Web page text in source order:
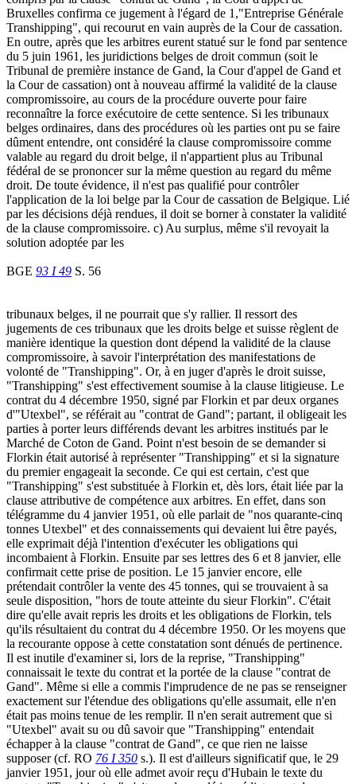
Bruxelles confirma ce jugement à l'égard de 1,"Entreprise Générale
Transhipping", qui recourut en vain auprès de la Cour de cassation.
En outre, après que les arbitres eurent statué sur le fond par sentence
du 5 juin 1961, les juridictions belges de droit commun (soit le
Tribunal de première instance de Gand, la Cour d'appel de Gand et
la Cour de cassation) ont à nouveau affirmé la validité de la clause
compromissoire, au cours de la procédure ouverte pour faire
reconnaître la force exécutoire de cette sentence. Si les tribunaux
belges ordinaires, dans des procédures où les parties ont pu se faire
dûment entendre, ont considéré la clause compromissoire comme
valable au regard du droit belge, il n'appartient plus au Tribunal
fédéral de se prononcer sur la même question au regard du même
droit. De toute évidence, il n'est pas qualifié pour contrôler
l'application de la loi belge par la Cour de cassation de Belgique. Lié
par les décisions déjà rendues, il doit se borner à constater la validité
de la clause compromissoire. c) Au surplus, même s'il revoyait la
solution adoptée par les
BGE 93 I 49 S. 56
tribunaux belges, il ne pourrait que s'y rallier. Il ressort des
jugements de ces tribunaux que les droits belge et suisse règlent de
manière identique la question dont dépend la validité de la clause
compromissoire, à savoir l'interprétation des manifestations de
volonté de "Transhipping". Or, à en juger d'après le droit suisse,
"Transhipping" s'est effectivement soumise à la clause litigieuse. Le
contrat du 4 décembre 1950, signé par Florkin et par deux organes
d'"Utexbel", se référait au "contrat de Gand"; partant, il obligeait les
parties à porter leurs différends devant les arbitres institués par le
Marché de Coton de Gand. Point n'est besoin de se demander si
Florkin était autorisé à représenter "Transhipping" et si la signature
du premier engageait la seconde. Ce qui est certain, c'est que
"Transhipping" s'est substituée à Florkin et, dès lors, était liée par la
clause attributive de compétence aux arbitres. En effet, dans son
télégramme du 4 janvier 1951, où elle parlait de "nos quarante-cinq
tonnes Utexbel" et des connaissements qui devaient lui être payés,
elle exprimait déjà l'intention d'exécuter les obligations qui
incombaient à Florkin. Ensuite par ses lettres des 6 et 8 janvier, elle
confirmait cette prise de position. Le 15 janvier encore, elle
prétendait contrôler la vente des 45 tonnes, qui se trouvaient à sa
seule disposition, "hors de toute atteinte du sieur Florkin". C'était
dire qu'elle avait repris les droits et les obligations de Florkin, tels
qu'ils résultaient du contrat du 4 décembre 1950. Or les moyens que
la recourante oppose à cette constatation sont dénués de pertinence.
Il est inutile d'examiner si, lors de la reprise, "Transhipping"
connaissait le texte du contrat et la portée de la clause "contrat de
Gand". Même si elle a commis l'imprudence de ne pas se renseigner
exactement sur l'étendue des obligations qu'elle assumait, elle n'en
était pas moins tenue de les remplir. Il n'en serait autrement que si
"Utexbel" avait su ou dû savoir que "Transhipping" entendait
échapper à la clause "contrat de Gand", ce que rien ne laisse
supposer (cf. RO 76 I 350 s.). Il est d'ailleurs significatif que, le 29
janvier 1951, jour où elle admet avoir reçu d'Hubain le texte du